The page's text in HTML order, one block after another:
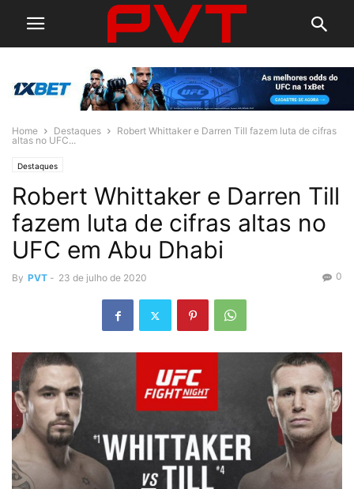
Home Destaques
Robert Whittaker e Darren Till fazem luta de cifras
altas no UFC...
Destaques
Robert Whittaker e Darren Till
fazem luta de cifras altas no
UFC em Abu Dhabi
By PVT - 23 de julho de 2020 0